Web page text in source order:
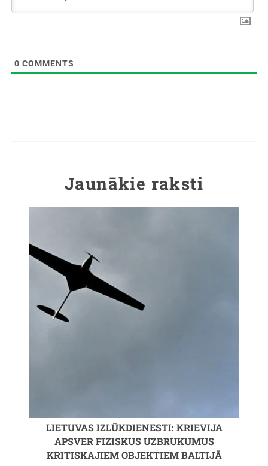
0 COMMENTS
Jaunākie raksti
LIETUVAS IZLŪKDIENESTI: KRIEVIJA
APSVER FIZISKUS UZBRUKUMUS
KRITISKAJIEM OBJEKTIEM BALTIJĀ